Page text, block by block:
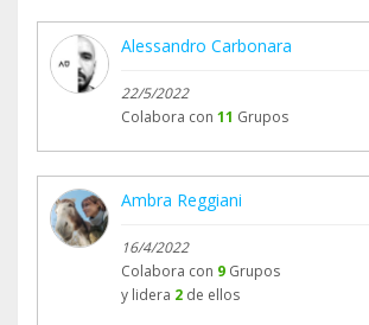
Alessandro Carbonara
22/5/2022
Colabora con 11 Grupos
Ambra Reggiani
16/4/2022
Colabora con 9 Grupos
y lidera 2 de ellos